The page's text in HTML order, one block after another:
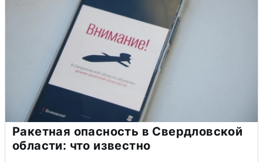
Ракетная опасность в Свердловской
области: что известно